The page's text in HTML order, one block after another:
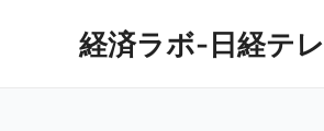
経済ラボ-日経テ